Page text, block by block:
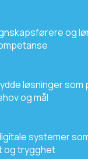
og
løsninger som
og mål
systemer
og trygghet